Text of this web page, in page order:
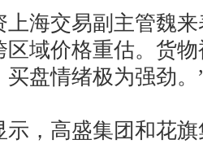
交易副主管魏来
区域价格重估。货
盘情绪极为强劲。
，高盛集团和花旗